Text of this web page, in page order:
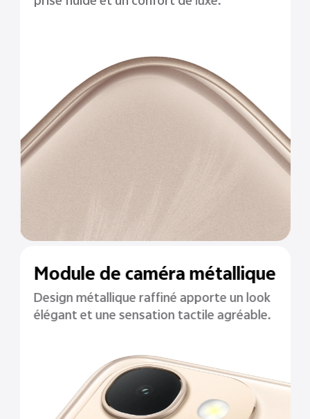
Module de caméra métallique
Design métallique raffiné apporte un look
élégant et une sensation tactile agréable.